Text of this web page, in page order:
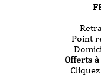
Point
Offerts